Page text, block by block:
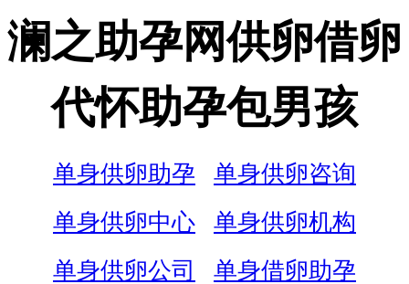
澜之助孕网供卵借卵
代怀助孕包男孩
单身供卵助孕
单身供卵咨询
单身供卵中心
单身供卵机构
单身供卵公司
单身借卵助孕